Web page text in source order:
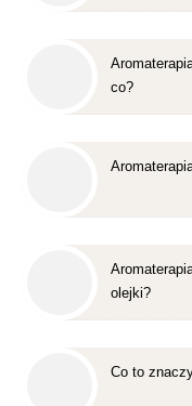
co?
olejki?
Co to